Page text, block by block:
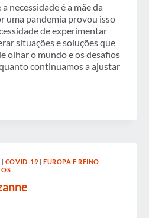
necessidade é a mãe da
uma pandemia provou isso
de experimentar
situações e soluções que
olhar o mundo e os desafios
continuamos a ajustar
| COVID-19 |EUROPA E REINO